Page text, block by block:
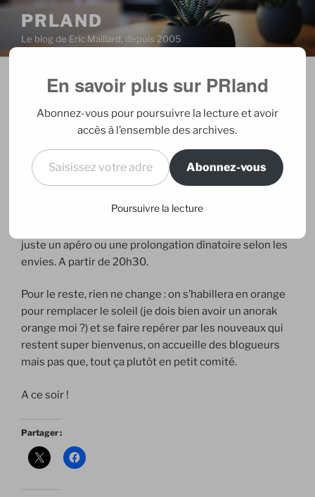
Aller
contenu
principal
PRLAND
Le blog de Eric Maillard, depuis 2005
PUBLIÉ
09/08/2007PARERIC
Note de service Picnic
Du coup, Mathilde
et moi, on abdique et on opte pour
une solution de repli hivernale au coin du feu :
Chez Palo, 12 rue Coquillère, dans le 1er
juste un apéro ou une prolongation dînatoire selon les
envies. A partir de 20h30.
Pour le reste, rien ne change : on s’habillera en orange
pour remplacer le soleil (je dois bien avoir un anorak
orange moi ?) et se faire repérer par les nouveaux qui
restent super bienvenus, on accueille des blogueurs
mais pas que, tout ça plutôt en petit comité.
A ce soir !
Partager :
En savoir plus sur PRland
Abonnez-vous pour poursuivre la lecture et avoir
accès à l’ensemble des archives.
Saisissez votre adresse e-mail…
Abonnez-vous
Poursuivre la lecture